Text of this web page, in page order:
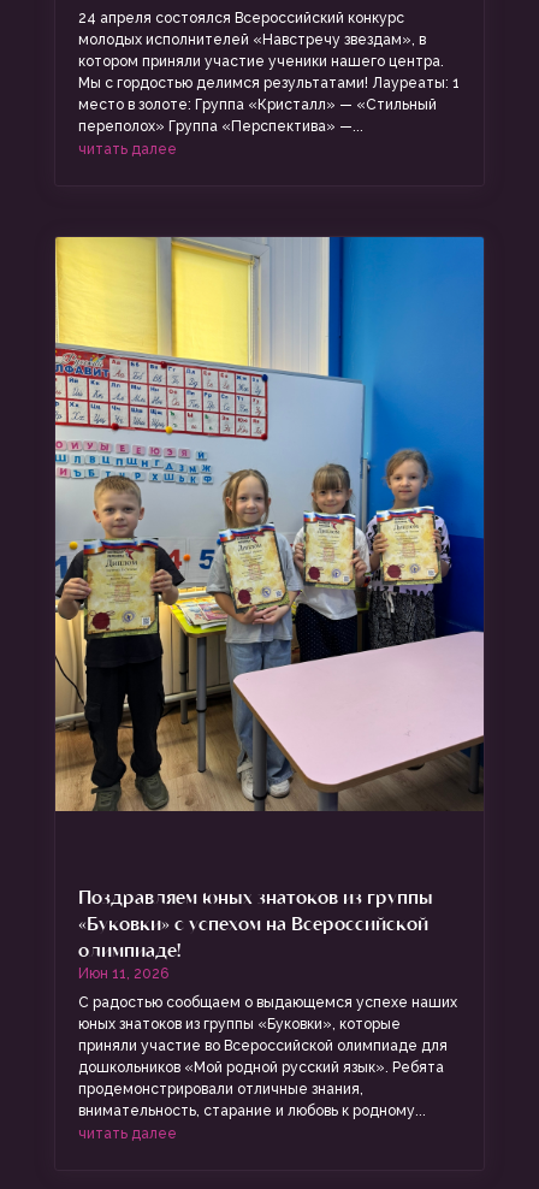
24 апреля состоялся Всероссийский конкурс
молодых исполнителей «Навстречу звездам», в
котором приняли участие ученики нашего центра.
Мы с гордостью делимся результатами! Лауреаты: 1
место в золоте: Группа «Кристалл» — «Стильный
переполох» Группа «Перспектива» —...
читать далее
Поздравляем юных знатоков из группы
«Буковки» с успехом на Всероссийской
олимпиаде!
Июн 11, 2026
С радостью сообщаем о выдающемся успехе наших
юных знатоков из группы «Буковки», которые
приняли участие во Всероссийской олимпиаде для
дошкольников «Мой родной русский язык». Ребята
продемонстрировали отличные знания,
внимательность, старание и любовь к родному...
читать далее